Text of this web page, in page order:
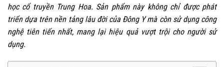
học cổ truyền Trung Hoa. Sản phẩm này không chỉ được phát
triển dựa trên nền tảng lâu đời của Đông Y mà còn sử dụng công
nghệ tiên tiến nhất, mang lại hiệu quả vượt trội cho người sử
dụng.